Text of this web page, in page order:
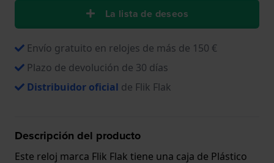
La lista de deseos
Envío gratuito en relojes de más de 150 €
Plazo de devolución de 30 días
Distribuidor oficial de Flik Flak
Descripción del producto
Este reloj marca Flik Flak tiene una caja de Plástico